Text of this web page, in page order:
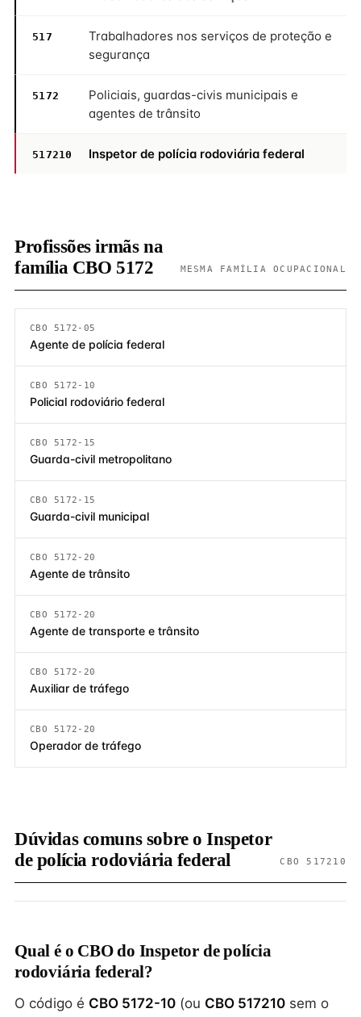
517
Trabalhadores nos serviços de proteção e
segurança
5172
Policiais, guardas-civis municipais e
agentes de trânsito
517210 Inspetor de polícia rodoviária federal
Profissões irmãs na
família CBO 5172
MESMA FAMÍLIA OCUPACIONAL
CBO 5172-05
Agente de polícia federal
CBO 5172-10
Policial rodoviário federal
CBO 5172-15
Guarda-civil metropolitano
CBO 5172-15
Guarda-civil municipal
CBO 5172-20
Agente de trânsito
CBO 5172-20
Agente de transporte e trânsito
CBO 5172-20
Auxiliar de tráfego
CBO 5172-20
Operador de tráfego
Dúvidas comuns sobre o Inspetor
de polícia rodoviária federal
CBO 517210
Qual é o CBO do Inspetor de polícia
rodoviária federal?
O código é CBO 5172-10 (ou CBO 517210 sem o